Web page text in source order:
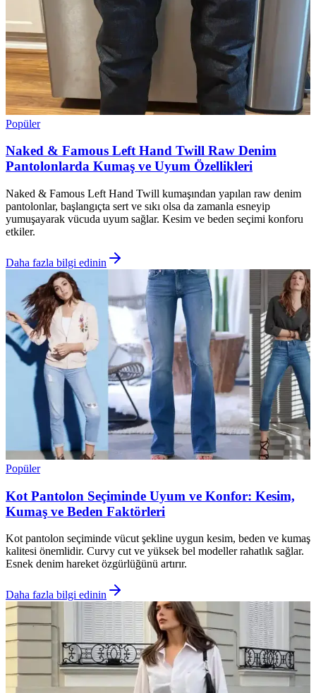
Popüler
Naked & Famous Left Hand Twill Raw Denim
Pantolonlarda Kumaş ve Uyum Özellikleri
Naked & Famous Left Hand Twill kumaşından yapılan raw denim
pantolonlar, başlangıçta sert ve sıkı olsa da zamanla esneyip
yumuşayarak vücuda uyum sağlar. Kesim ve beden seçimi konforu
etkiler.
Daha fazla bilgi edinin
Popüler
Kot Pantolon Seçiminde Uyum ve Konfor: Kesim,
Kumaş ve Beden Faktörleri
Kot pantolon seçiminde vücut şekline uygun kesim, beden ve kumaş
kalitesi önemlidir. Curvy cut ve yüksek bel modeller rahatlık sağlar.
Esnek denim hareket özgürlüğünü artırır.
Daha fazla bilgi edinin